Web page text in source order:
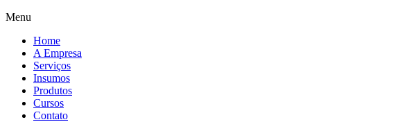
Menu
Home
A Empresa
Serviços
Insumos
Produtos
Cursos
Contato